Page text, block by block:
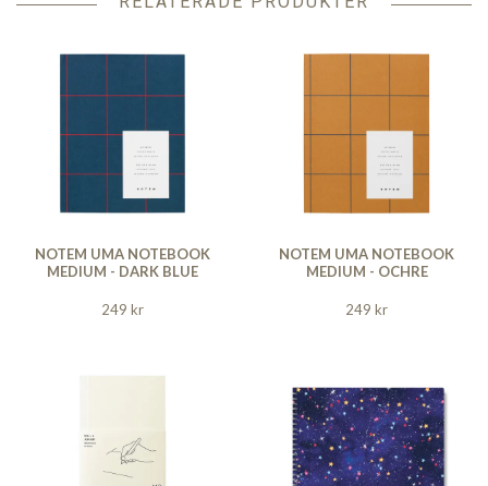
NOTEM UMA NOTEBOOK
MEDIUM - DARK BLUE
249 kr
NOTEM UMA NOTEBOOK
MEDIUM - OCHRE
249 kr